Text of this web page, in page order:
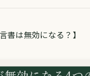
書は無効になる？】